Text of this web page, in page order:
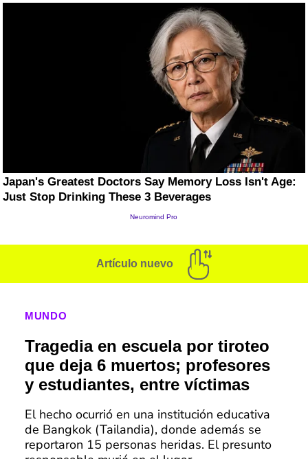
Artículo nuevo
MUNDO
Tragedia en escuela por tiroteo
que deja 6 muertos; profesores
y estudiantes, entre víctimas
El hecho ocurrió en una institución educativa
de Bangkok (Tailandia), donde además se
reportaron 15 personas heridas. El presunto